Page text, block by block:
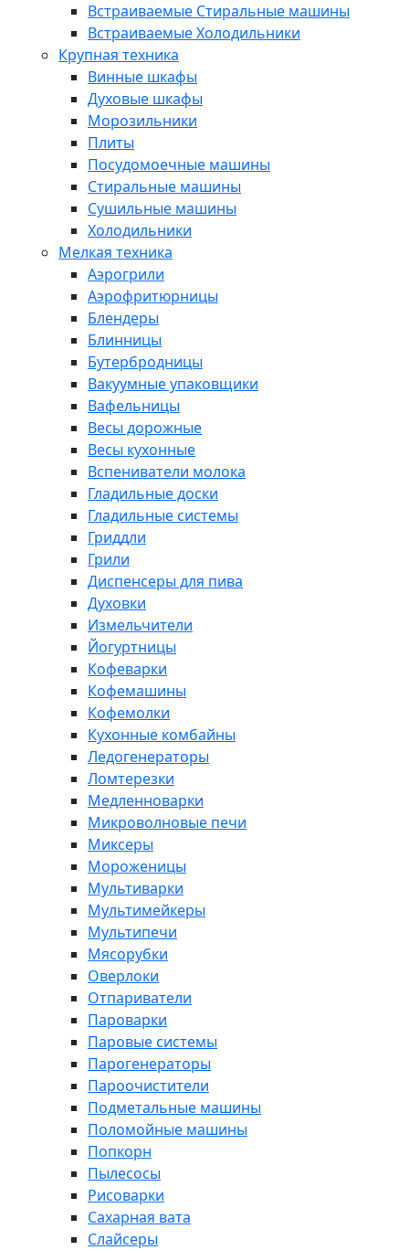
Встраиваемые Стиральные машины
Встраиваемые Холодильники
Крупная техника
Винные шкафы
Духовые шкафы
Морозильники
Плиты
Посудомоечные машины
Стиральные машины
Сушильные машины
Холодильники
Мелкая техника
Аэрогрили
Аэрофритюрницы
Блендеры
Блинницы
Бутербродницы
Вакуумные упаковщики
Вафельницы
Весы дорожные
Весы кухонные
Вспениватели молока
Гладильные доски
Гладильные системы
Гриддли
Грили
Диспенсеры для пива
Духовки
Измельчители
Йогуртницы
Кофеварки
Кофемашины
Кофемолки
Кухонные комбайны
Ледогенераторы
Ломтерезки
Медленноварки
Микроволновые печи
Миксеры
Мороженицы
Мультиварки
Мультимейкеры
Мультипечи
Мясорубки
Оверлоки
Отпариватели
Пароварки
Паровые системы
Парогенераторы
Пароочистители
Подметальные машины
Поломойные машины
Попкорн
Пылесосы
Рисоварки
Сахарная вата
Слайсеры